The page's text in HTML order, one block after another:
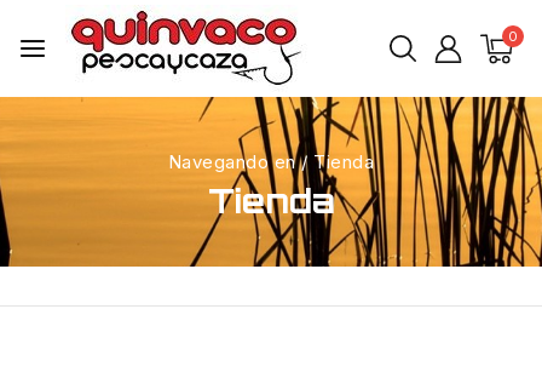
0
Navegando en / Tienda
Tienda